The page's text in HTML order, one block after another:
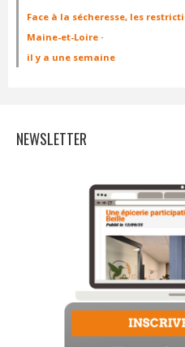
Face à la sécheresse, les
Maine-et-Loire ·
il y a une semaine
NEWSLETTER